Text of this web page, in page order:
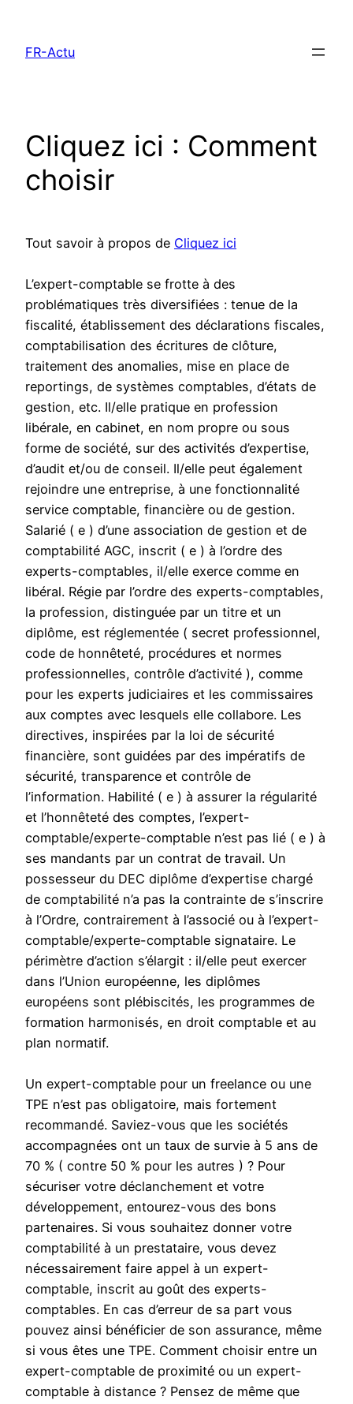
contenu
FR-Actu
Cliquez ici : Comment
choisir
Tout savoir à propos de Cliquez ici
L’expert-comptable se frotte à des
problématiques très diversifiées : tenue de la
fiscalité, établissement des déclarations fiscales,
comptabilisation des écritures de clôture,
traitement des anomalies, mise en place de
reportings, de systèmes comptables, d’états de
gestion, etc. Il/elle pratique en profession
libérale, en cabinet, en nom propre ou sous
forme de société, sur des activités d’expertise,
d’audit et/ou de conseil. Il/elle peut également
rejoindre une entreprise, à une fonctionnalité
service comptable, financière ou de gestion.
Salarié ( e ) d’une association de gestion et de
comptabilité AGC, inscrit ( e ) à l’ordre des
experts-comptables, il/elle exerce comme en
libéral. Régie par l’ordre des experts-comptables,
la profession, distinguée par un titre et un
diplôme, est réglementée ( secret professionnel,
code de honnêteté, procédures et normes
professionnelles, contrôle d’activité ), comme
pour les experts judiciaires et les commissaires
aux comptes avec lesquels elle collabore. Les
directives, inspirées par la loi de sécurité
financière, sont guidées par des impératifs de
sécurité, transparence et contrôle de
l’information. Habilité ( e ) à assurer la régularité
et l’honnêteté des comptes, l’expert-
comptable/experte-comptable n’est pas lié ( e ) à
ses mandants par un contrat de travail. Un
possesseur du DEC diplôme d’expertise chargé
de comptabilité n’a pas la contrainte de s’inscrire
à l’Ordre, contrairement à l’associé ou à l’expert-
comptable/experte-comptable signataire. Le
périmètre d’action s’élargit : il/elle peut exercer
dans l’Union européenne, les diplômes
européens sont plébiscités, les programmes de
formation harmonisés, en droit comptable et au
plan normatif.
Un expert-comptable pour un freelance ou une
TPE n’est pas obligatoire, mais fortement
recommandé. Saviez-vous que les sociétés
accompagnées ont un taux de survie à 5 ans de
70 % ( contre 50 % pour les autres ) ? Pour
sécuriser votre déclanchement et votre
développement, entourez-vous des bons
partenaires. Si vous souhaitez donner votre
comptabilité à un prestataire, vous devez
nécessairement faire appel à un expert-
comptable, inscrit au goût des experts-
comptables. En cas d’erreur de sa part vous
pouvez ainsi bénéficier de son assurance, même
si vous êtes une TPE. Comment choisir entre un
expert-comptable de proximité ou un expert-
comptable à distance ? Pensez de même que